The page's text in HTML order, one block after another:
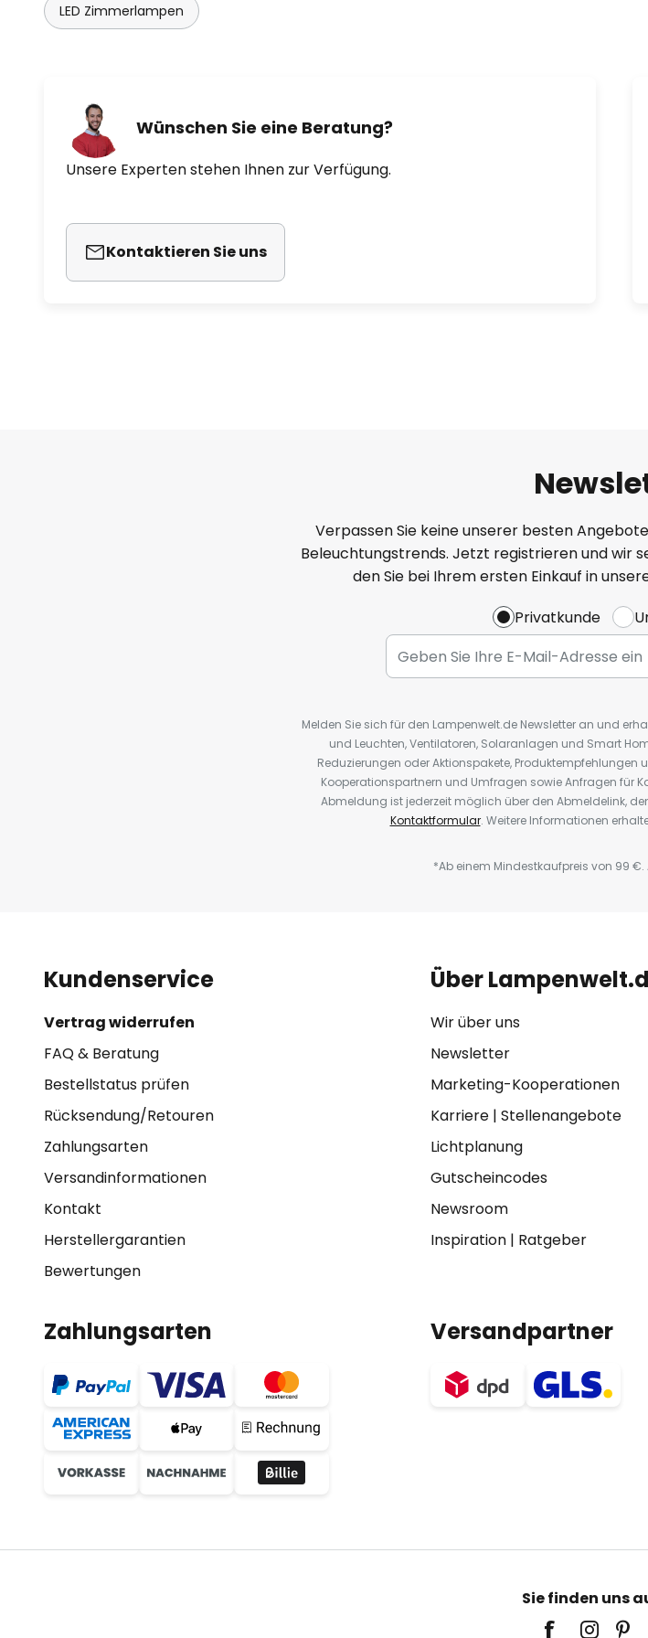
LED Zimmerlampen
Wünschen Sie eine Beratung?
Unsere Experten stehen Ihnen zur Verfügung.
Kontaktieren Sie uns
Verpassen Sie keine unserer besten
Beleuchtungstrends. Jetzt registrieren und wir
den Sie bei Ihrem ersten Einkauf in
Privatkunde
Melden Sie sich für den Lampenwelt.de Newsletter an und
und Leuchten, Ventilatoren, Solaranlagen und Smart
Reduzierungen oder Aktionspakete,
Kooperationspartnern und Umfragen sowie Anfragen für
Abmeldung ist jederzeit möglich über den Abmeldelink,
Kontaktformular. Weitere Informationen
*Ab einem Mindestkaufpreis von 99
Kundenservice
Vertrag widerrufen
FAQ & Beratung
Bestellstatus prüfen
Rücksendung/Retouren
Zahlungsarten
Versandinformationen
Kontakt
Herstellergarantien
Bewertungen
Über
Wir über uns
Newsletter
Marketing-Kooperationen
Karriere| Stellenangebote
Lichtplanung
Gutscheincodes
Newsroom
Inspiration| Ratgeber
Zahlungsarten Versandpartner
Sie finden uns